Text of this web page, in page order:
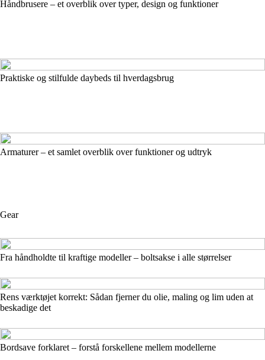
Håndbrusere – et overblik over typer, design og funktioner
Praktiske og stilfulde daybeds til hverdagsbrug
Armaturer – et samlet overblik over funktioner og udtryk
Gear
Fra håndholdte til kraftige modeller – boltsakse i alle størrelser
Rens værktøjet korrekt: Sådan fjerner du olie, maling og lim uden at
beskadige det
Bordsave forklaret – forstå forskellene mellem modellerne